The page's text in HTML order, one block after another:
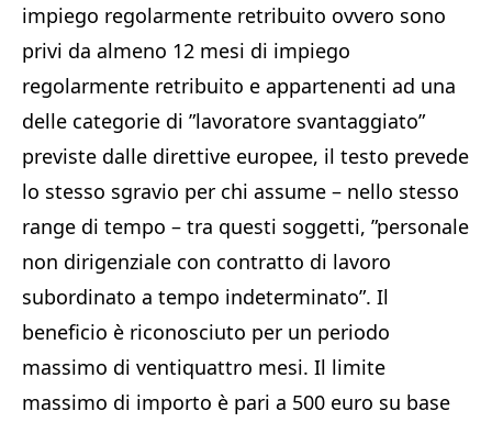
impiego regolarmente retribuito ovvero sono
privi da almeno 12 mesi di impiego
regolarmente retribuito e appartenenti ad una
delle categorie di ”lavoratore svantaggiato”
previste dalle direttive europee, il testo prevede
lo stesso sgravio per chi assume – nello stesso
range di tempo – tra questi soggetti, ”personale
non dirigenziale con contratto di lavoro
subordinato a tempo indeterminato”. Il
beneficio è riconosciuto per un periodo
massimo di ventiquattro mesi. Il limite
massimo di importo è pari a 500 euro su base